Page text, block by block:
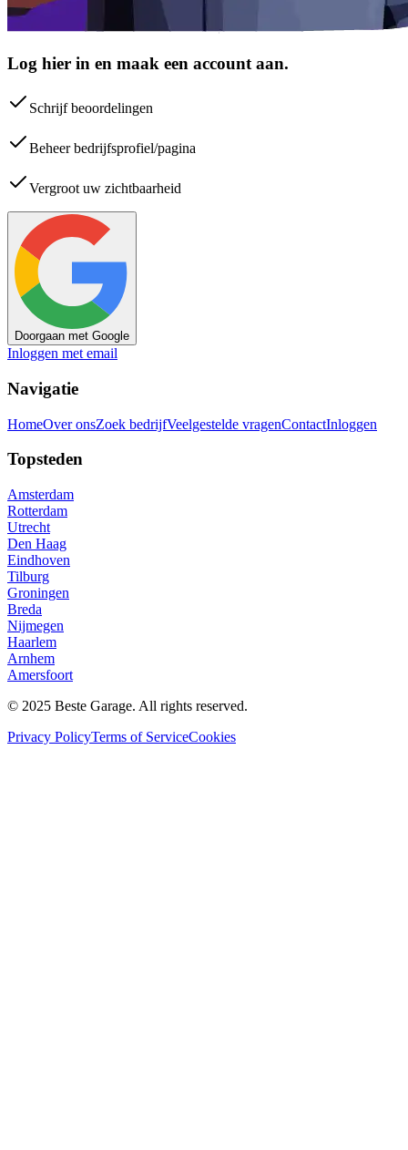
Log hier in en maak een account aan.
Schrijf beoordelingen
Beheer bedrijfsprofiel/pagina
Vergroot uw zichtbaarheid
Doorgaan met Google
Inloggen met email
Navigatie
HomeOver onsZoek bedrijfVeelgestelde vragenContactInloggen
Topsteden
Amsterdam
Rotterdam
Utrecht
Den Haag
Eindhoven
Tilburg
Groningen
Breda
Nijmegen
Haarlem
Arnhem
Amersfoort
© 2025 Beste Garage. All rights reserved.
Privacy PolicyTerms of ServiceCookies